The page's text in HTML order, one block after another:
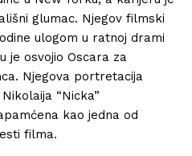
glumac. Njegov filmski
ulogom u ratnoj drami
je osvojio Oscara za
Njegova portretacija
“Nicka”
kao jedna od
filma.